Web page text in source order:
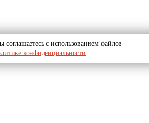
соглашаетесь с использованием файлов
конфиденциальности